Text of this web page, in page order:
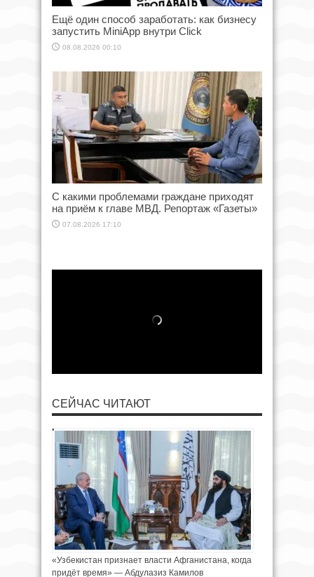
Ещё один способ заработать: как бизнесу
запустить MiniApp внутри Click
08.08.2026 00:10
С какими проблемами граждане приходят
на приём к главе МВД. Репортаж «Газеты»
07.08.2026 17:10
СЕЙЧАС ЧИТАЮТ
«Узбекистан признает власти Афганистана, когда
придёт время» — Абдулазиз Камилов